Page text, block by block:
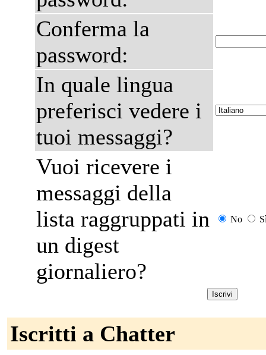
Conferma la
password:
In quale lingua
preferisci vedere i
tuoi messaggi?
Vuoi ricevere i
messaggi della
lista raggruppati in
un digest
giornaliero?
No
Iscritti a Chatter